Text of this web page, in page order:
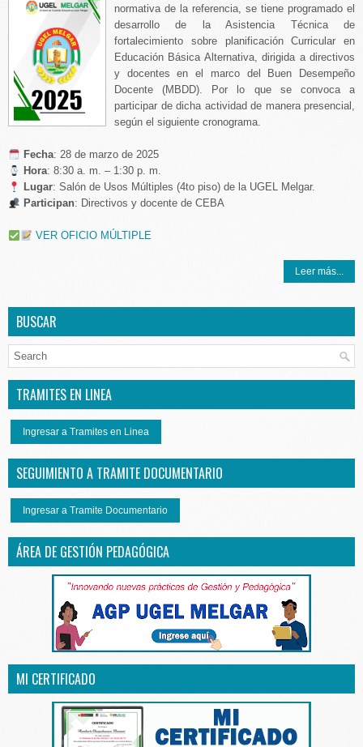
normativa de la referencia, se tiene programado el
desarrollo de la Asistencia Técnica de
fortalecimiento sobre planificación Curricular en
Educación Básica Alternativa, dirigida a directivos
y docentes en el marco del Buen Desempeño
Docente (MBDD). Por lo que se convoca a
participar de dicha actividad de manera presencial,
según el siguiente cronograma.
️ Fecha: 28 de marzo de 2025
Hora: 8:30 a. m. – 1:30 p. m.
Lugar: Salón de Usos Múltiples (4to piso) de la UGEL Melgar.
Participan: Directivos y docente de CEBA
VER OFICIO MÚLTIPLE
Leer más...
BUSCAR
TRAMITES EN LINEA
Ingresar a Tramites en Linea
SEGUIMIENTO A TRAMITE DOCUMENTARIO
Ingresar a Tramite Documentario
ÁREA DE GESTIÓN PEDAGÓGICA
MI CERTIFICADO